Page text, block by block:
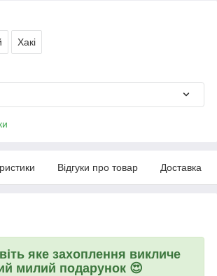
Хакі
Відгуки про товар Доставка
яке захоплення викличе
милий подарунок 😍